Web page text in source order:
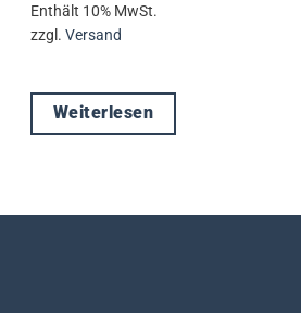
Enthält 10% MwSt.
zzgl.Versand
Weiterlesen